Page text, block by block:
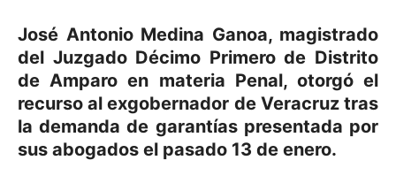
José Antonio Medina Ganoa, magistrado
del Juzgado Décimo Primero de Distrito
de Amparo en materia Penal, otorgó el
recurso al exgobernador de Veracruz tras
la demanda de garantías presentada por
sus abogados el pasado 13 de enero.